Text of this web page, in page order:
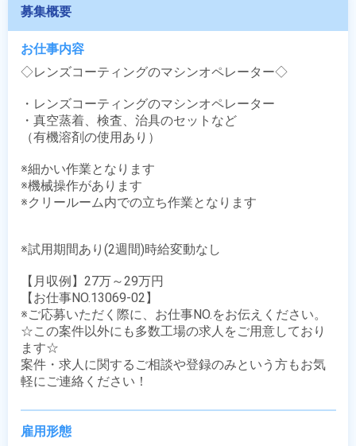
募集概要
お仕事内容
◇レンズコーティングのマシンオペレーター◇
・レンズコーティングのマシンオペレーター
・真空蒸着、検査、治具のセットなど
（有機溶剤の使用あり）
※細かい作業となります
※機械操作があります
※クリールーム内での立ち作業となります
※試用期間あり(2週間)時給変動なし
【月収例】27万～29万円
【お仕事NO.13069-02】
※ご応募いただく際に、お仕事NO.をお伝えください。
☆この案件以外にも多数工場の求人をご用意しており
ます☆
案件・求人に関するご相談や登録のみという方もお気
軽にご連絡ください！
雇用形態